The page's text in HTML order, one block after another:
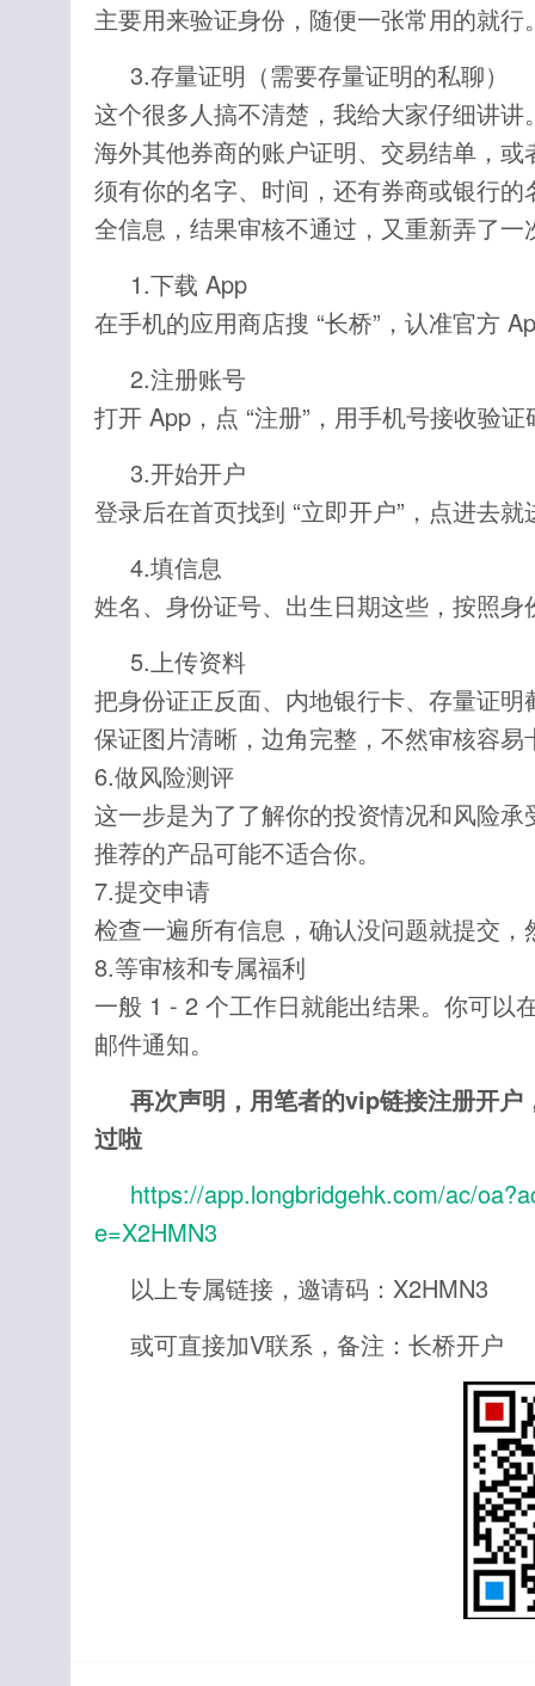
主要用来验证身份，随便一张常用的就行
3.存量证明（需要存量证明的私聊）
这个很多人搞不清楚，我给大家仔细讲
海外其他券商的账户证明、交易结单，
须有你的名字、时间，还有券商或银行
全信息，结果审核不通过，又重新弄了
1.下载 App
在手机的应用商店搜 “长桥”，认准官方
2.注册账号
打开 App，点 “注册”，用手机号接收验
3.开始开户
登录后在首页找到 “立即开户”，点进去
4.填信息
姓名、身份证号、出生日期这些，按照
5.上传资料
把身份证正反面、内地银行卡、存量证
保证图片清晰，边角完整，不然审核容易
6.做风险测评
这一步是为了了解你的投资情况和风险
推荐的产品可能不适合你。
7.提交申请
检查一遍所有信息，确认没问题就提交
8.等审核和专属福利
一般 1 - 2 个工作日就能出结果。你可以
邮件通知。
再次声明，用笔者的vip链接注册开
过啦
https://app.longbridgehk.com/ac/
e=X2HMN3
以上专属链接，邀请码：X2HMN3
或可直接加V联系，备注：长桥开户